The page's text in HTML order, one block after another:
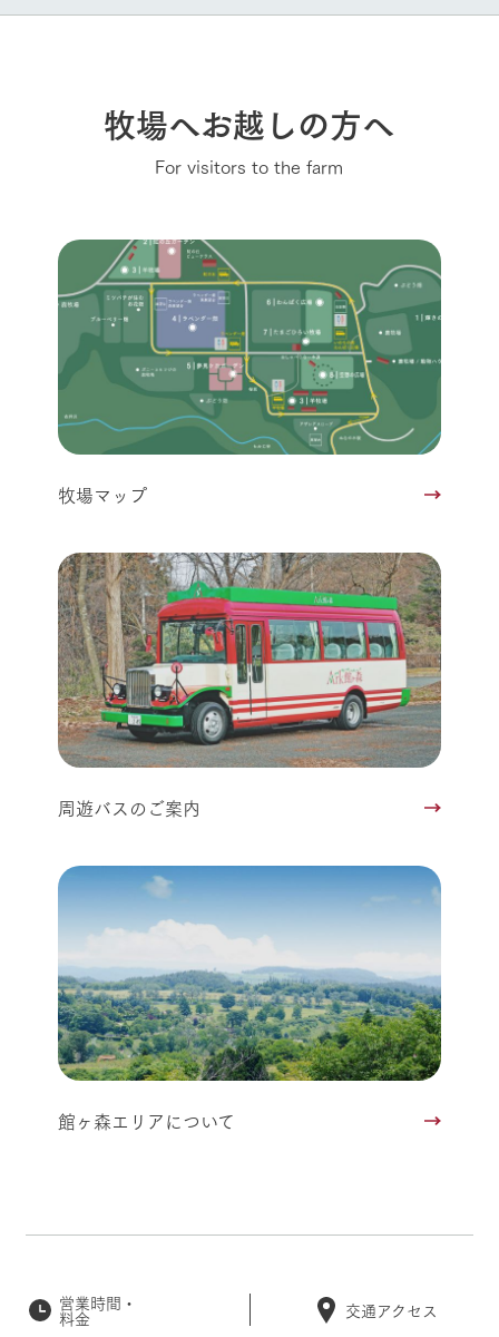
牧場へお越しの方へ
For visitors to the farm
牧場マップ
周遊バスのご案内
館ヶ森エリアについて
営業時間・
料金 交通アクセス